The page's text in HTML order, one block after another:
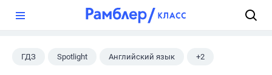
ГДЗ Spotlight Английский язык +2